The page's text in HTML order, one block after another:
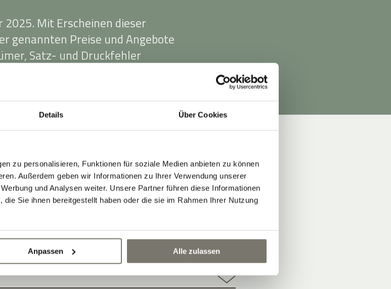
Details Über Cookies
zu personalisieren, Funktionen für soziale Medien anbieten zu können
Außerdem geben wir Informationen zu Ihrer Verwendung unserer
und Analysen weiter. Unsere Partner führen diese Informationen
Sie ihnen bereitgestellt haben oder die sie im Rahmen Ihrer Nutzung
Anpassen Alle zulassen
Mit Erscheinen dieser
genannten Preise und Angebote
Satz- und Druckfehler